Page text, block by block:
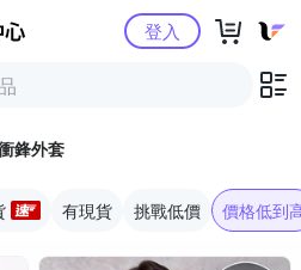
Yahoo購物中心登入
鋒​外套
有現貨 挑戰低價 價格低到